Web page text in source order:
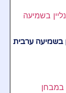
בשמיעה ערבית